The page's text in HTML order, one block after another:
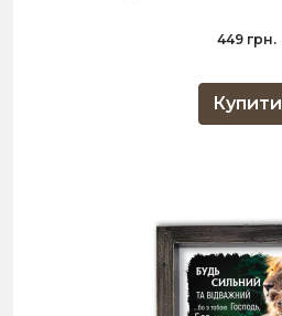
449 грн.
Купити